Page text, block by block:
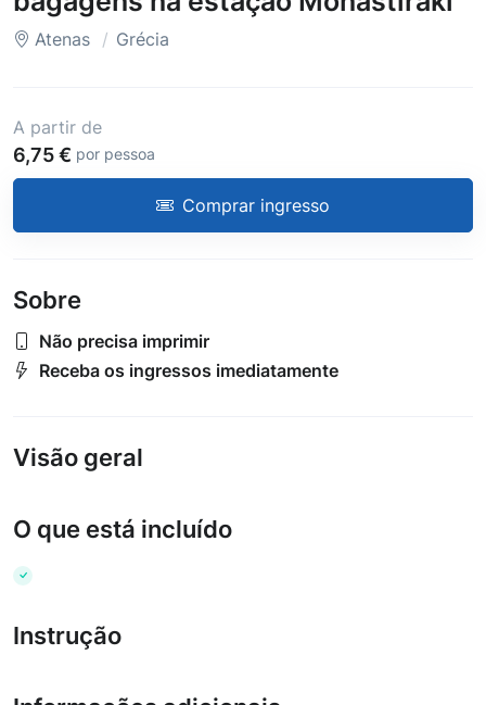
Atenas Grécia
A partir de
6,75 € por pessoa
Comprar ingresso
Sobre
Não precisa imprimir
Receba os ingressos imediatamente
Visão geral
O que está incluído
Instrução